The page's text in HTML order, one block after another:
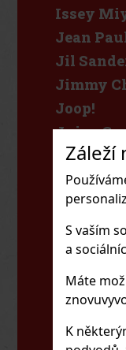
Záleží
S vaším
a
Máte
K
Issey
Jean
Jil
Jimmy
Joop!
Juicy
KIDS
Karl
Katy
Kenzo
Khadlaj
Kylie
Kylie
L'Occitane
L'Oréal